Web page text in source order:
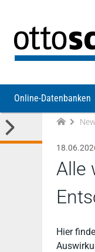
Online-Datenbanken
Alle
Hier